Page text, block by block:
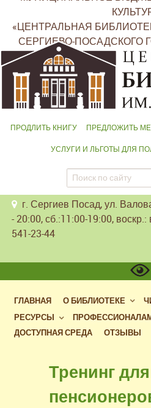
«ЦЕНТРАЛЬНАЯ
СЕРГИЕВО-ПОСАДСКОГО
ПРОДЛИТЬ КНИГУ ПРЕДЛОЖИТЬ
УСЛУГИ И ЛЬГОТЫ ДЛЯ
г. Сергиев Посад, ул.
- 20:00, сб.:11:00-19:00,
541-23-44
ГЛАВНАЯ О БИБЛИОТЕКЕ
РЕСУРСЫ
ДОСТУПНАЯ СРЕДА
ОТЗЫВЫ
Бесплатный
к фондам
Тренинг для